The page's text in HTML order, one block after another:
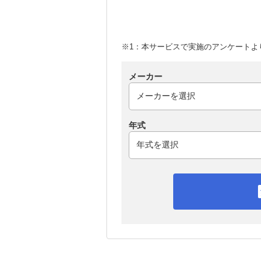
※1：本サービスで実施のアンケートよ
メーカー
年式